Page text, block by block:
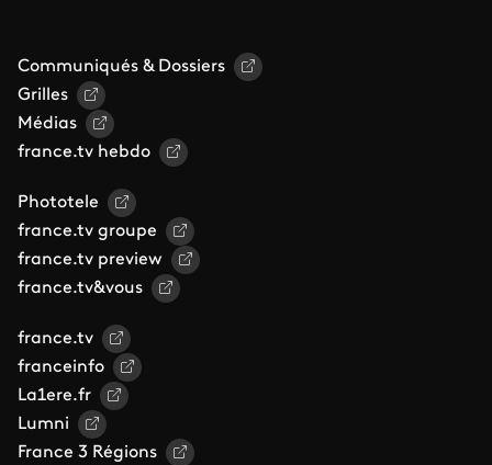
Communiqués & Dossiers
Grilles
Médias
france.tv hebdo
Phototele
france.tv groupe
france.tv preview
france.tv&vous
france.tv
franceinfo
La1ere.fr
Lumni
France 3 Régions